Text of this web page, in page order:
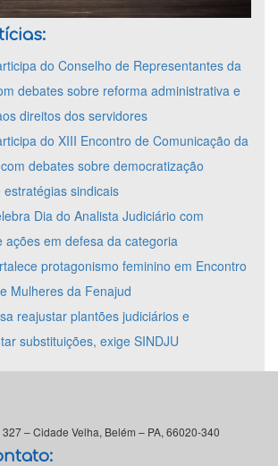
do Conselho de Representantes da
debates sobre reforma administrativa e
direitos dos servidores
do XIII Encontro de Comunicação da
debates sobre democratização
estratégias sindicais
Dia do Analista Judiciário com
ações em defesa da categoria
protagonismo feminino em Encontro
Mulheres da Fenajud
reajustar plantões judiciários e
substituições, exige SINDJU
327 – Cidade Velha, Belém – PA, 66020-340